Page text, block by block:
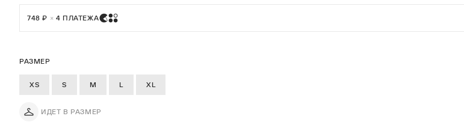
РАЗМЕР
XS S M L XL
ИДЕТ В РАЗМЕР
748 ₽ × 4 ПЛАТЕЖА